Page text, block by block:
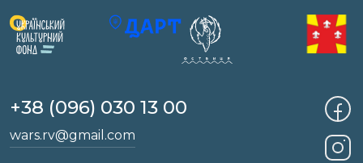
+38 (096) 030 13 00
wars.rv@gmail.com